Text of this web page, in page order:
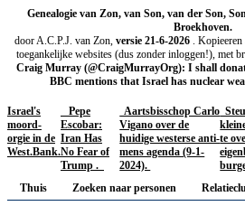
Genealogie van Zon, van Son, van der Son,
Broekhoven.
door A.C.P.J. van Zon, versie 21-6-2026 .
toegankelijke websites (dus zonder inloggen!), met
Craig Murray (@CraigMurrayOrg): I shall
BBC mentions that Israel has nuclear
Israel's
moord-
orgie in de
West.Bank.
Pepe
Escobar:
Iran Has
No Fear of
Trump .
Aartsbisschop Carlo
Vigano over de
huidige westerse anti-
mens agenda (9-1-
2024).
te
Thuis
Zoeken naar personen